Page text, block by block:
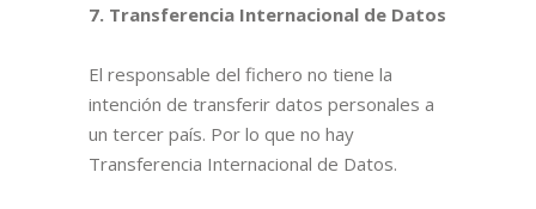
7. Transferencia Internacional de Datos
El responsable del fichero no tiene la
intención de transferir datos personales a
un tercer país. Por lo que no hay
Transferencia Internacional de Datos.